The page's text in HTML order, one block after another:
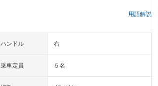
用語解説
ハンドル 右
乗車定員 ５名